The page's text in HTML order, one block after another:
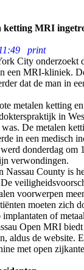
MRI
print
City onderzoekt
een MRI-kliniek.
dat de man in
metalen ketting
in
was. De metalen
in een medisch
donderdag om
verwondingen.
Nassau County is
voorwerpen
moeten zich
implantaten of
Open MRI
aldus de website.
met open